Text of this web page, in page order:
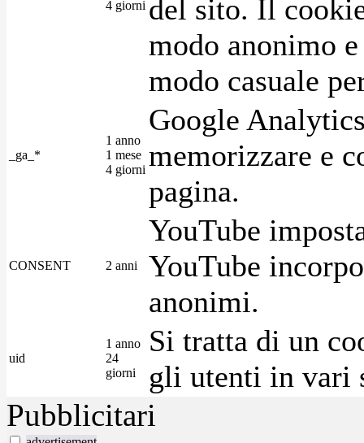
4 giorni del sito. Il
modo anonimo
modo casuale
_ga_*
1 anno
1 mese
4 giorni
Google
memorizzare e
pagina.
CONSENT 2 anni
YouTube
YouTube
anonimi.
uid
1 anno
24
giorni
Si tratta di un
gli utenti in vari
Pubblicitari